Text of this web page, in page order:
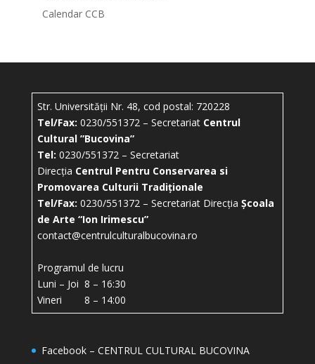
Calendar CCB
Str. Universității Nr. 48, cod postal: 720228
Tel/Fax: 0230/551372 – Secretariat Centrul
Cultural ”Bucovina”
Tel: 0230/551372 – Secretariat
Direcția Centrul Pentru Conservarea si
Promovarea Culturii Tradiționale
Tel/Fax: 0230/551372 – Secretariat Direcția Școala
de Arte “Ion Irimescu”
contact@centrulculturalbucovina.ro
Programul de lucru
Luni – Joi 8 – 16:30
Vineri 8 – 14:00
Facebook – CENTRUL CULTURAL BUCOVINA